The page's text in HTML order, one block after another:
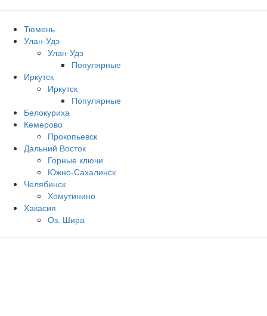
Тюмень
Улан-Удэ
Улан-Удэ
Популярные
Иркутск
Иркутск
Популярные
Белокуриха
Кемерово
Прокопьевск
Дальний Восток
Горные ключи
Южно‐Сахалинск
Челябинск
Хомутинино
Хакасия
Оз. Шира